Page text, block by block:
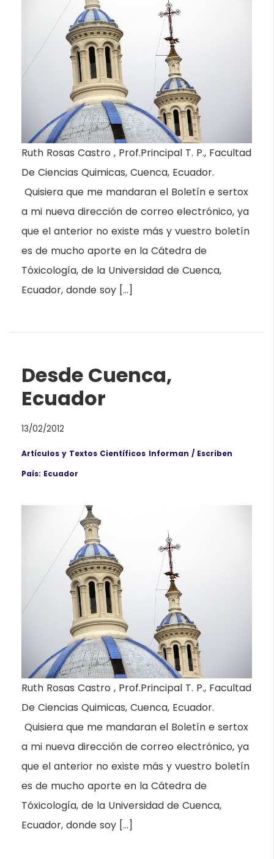
Ruth Rosas Castro , Prof.Principal T. P., Facultad
De Ciencias Quimicas, Cuenca, Ecuador.
Quisiera que me mandaran el Boletín e sertox
a mi nueva dirección de correo electrónico, ya
que el anterior no existe más y vuestro boletín
es de mucho aporte en la Cátedra de
Tóxicología, de la Universidad de Cuenca,
Ecuador, donde soy […]
Desde Cuenca,
Ecuador
13/02/2012
Artículos y Textos Científicos Informan / Escriben
País: Ecuador
Ruth Rosas Castro , Prof.Principal T. P., Facultad
De Ciencias Quimicas, Cuenca, Ecuador.
Quisiera que me mandaran el Boletín e sertox
a mi nueva dirección de correo electrónico, ya
que el anterior no existe más y vuestro boletín
es de mucho aporte en la Cátedra de
Tóxicología, de la Universidad de Cuenca,
Ecuador, donde soy […]